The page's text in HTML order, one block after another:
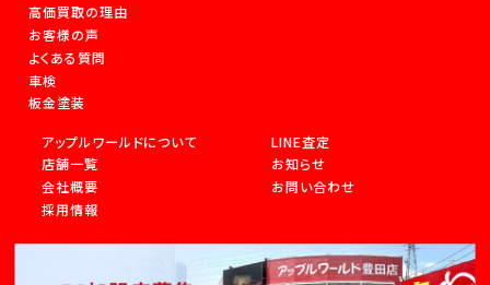
高価買取の理由
お客様の声
よくある質問
車検
板金塗装
アップルワールドについて
店舗一覧
会社概要
採用情報
LINE査定
お知らせ
お問い合わせ